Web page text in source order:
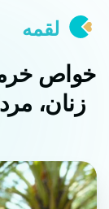
لقمه
خواص
زنان،